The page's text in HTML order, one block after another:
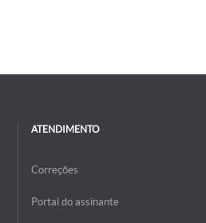
ATENDIMENTO
Correções
Portal do assinante